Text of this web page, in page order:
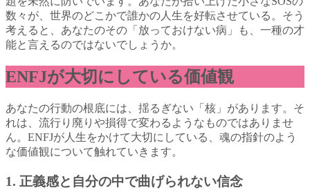
数々が、世界のどこかで誰かの人生を好転させている。そう
考えると、あなたのその「放っておけない病」も、一種の才
能と言えるのではないでしょうか。
ENFJが大切にしている価値観
あなたの行動の根底には、揺るぎない「核」があります。そ
れは、流行り廃りや損得で変わるようなものではありませ
ん。ENFJが人生をかけて大切にしている、魂の指針のよう
な価値観について触れていきます。
1. 正義感と自分の中で曲げられない信念